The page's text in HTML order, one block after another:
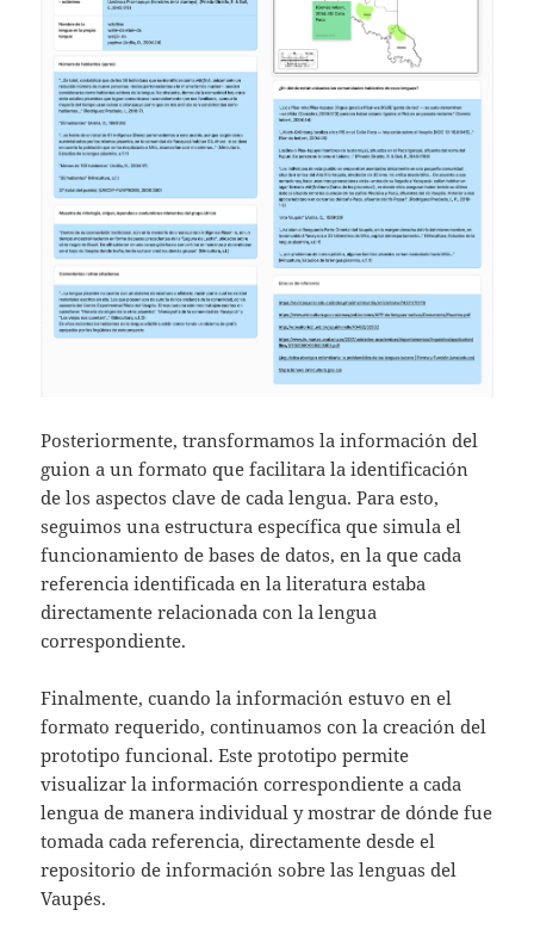
Posteriormente, transformamos la información del
guion a un formato que facilitara la identificación
de los aspectos clave de cada lengua. Para esto,
seguimos una estructura específica que simula el
funcionamiento de bases de datos, en la que cada
referencia identificada en la literatura estaba
directamente relacionada con la lengua
correspondiente.
Finalmente, cuando la información estuvo en el
formato requerido, continuamos con la creación del
prototipo funcional. Este prototipo permite
visualizar la información correspondiente a cada
lengua de manera individual y mostrar de dónde fue
tomada cada referencia, directamente desde el
repositorio de información sobre las lenguas del
Vaupés.